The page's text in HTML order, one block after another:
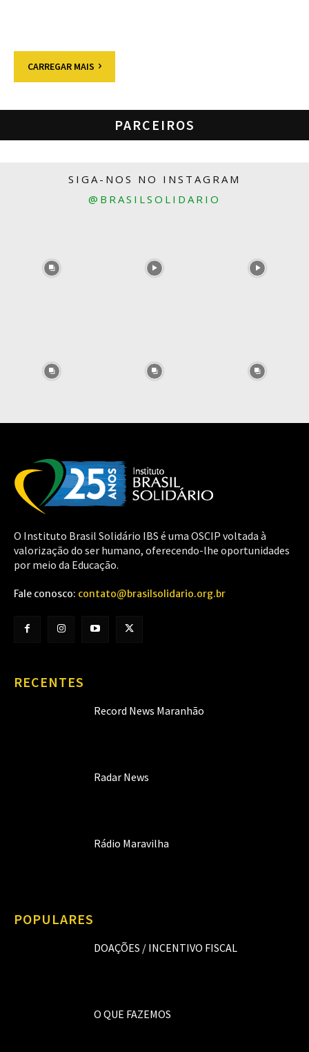
CARREGAR MAIS
PARCEIROS
SIGA-NOS NO INSTAGRAM
@BRASILSOLIDARIO
O Instituto Brasil Solidário IBS é uma OSCIP voltada à
valorização do ser humano, oferecendo-lhe oportunidades
por meio da Educação.
Fale conosco: contato@brasilsolidario.org.br
RECENTES
Record News Maranhão
Radar News
Rádio Maravilha
POPULARES
DOAÇÕES / INCENTIVO FISCAL
O QUE FAZEMOS